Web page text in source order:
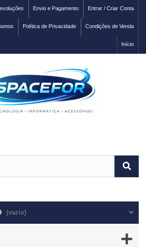
Entrar / Criar Conta
Envio e Pagamento
Condições de Venda
Política de Privacidade
Início
(vazio)